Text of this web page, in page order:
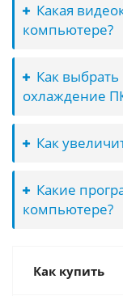
Какая
компьютере?
Как
охлаждение
Как
Какие
компьютере?
Как купить